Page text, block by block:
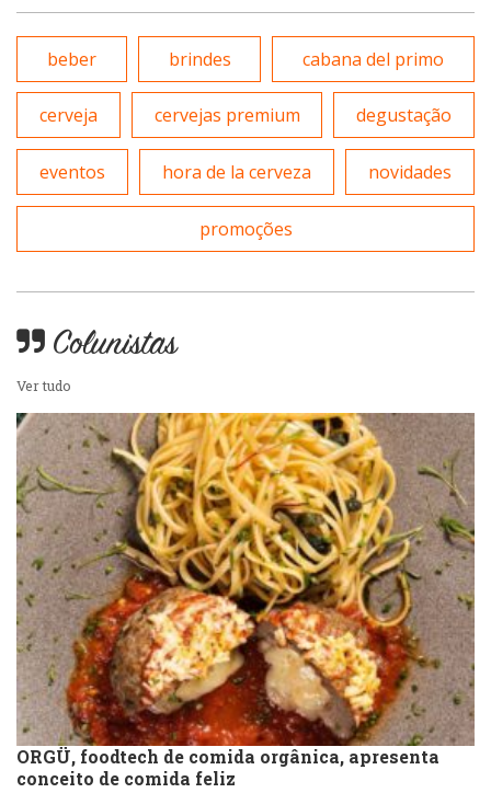
Peixes e Frutos do Mar
Pizzarias
Portuguesa
Self-service
Portuguesa
Sobremesas e sorvetes
Variados
beber brindes cabana del primo
cerveja cervejas premium degustação
eventos hora de la cerveza novidades
promoções
Colunistas
Ver tudo
ORGÜ, foodtech de comida orgânica, apresenta
conceito de comida feliz